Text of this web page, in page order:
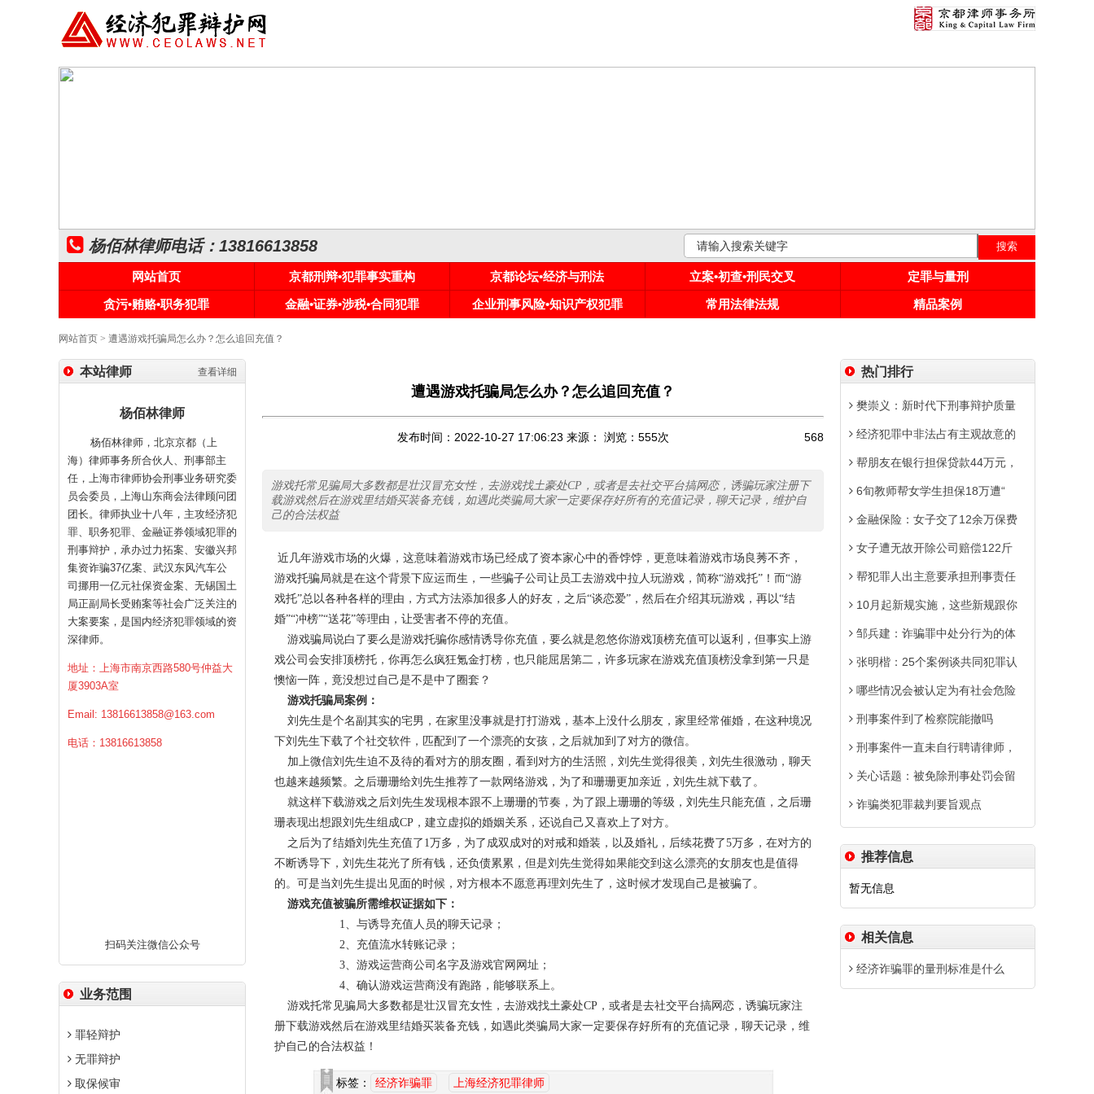
杨佰林律师电话：13816613858
网站首页 京都刑辩•犯罪事实重构 京都论坛•经济与刑法 立案•初查•刑民交叉
定罪与量刑
贪污•贿赂•职务犯罪
金融•证券•涉税•合同犯罪 企业刑事风险•知识产权犯罪 常用法律法规 精品案例
网站首页 > 遭遇游戏托骗局怎么办？怎么追回充值？
查看详细
本站律师
杨佰林律师
杨佰林律师，北京京都（上
海）律师事务所合伙人、刑事部主
任，上海市律师协会刑事业务研究委
员会委员，上海山东商会法律顾问团
团长。律师执业十八年，主攻经济犯
罪、职务犯罪、金融证券领域犯罪的
刑事辩护，承办过力拓案、安徽兴邦
集资诈骗37亿案、武汉东风汽车公
司挪用一亿元社保资金案、无锡国土
局正副局长受贿案等社会广泛关注的
大案要案，是国内经济犯罪领域的资
深律师。
地址：上海市南京西路580号仲益大
厦3903A室
Email: 13816613858@163.com
电话：13816613858
扫码关注微信公众号
业务范围
罪轻辩护
无罪辩护
取保候审
遭遇游戏托骗局怎么办？怎么追回充值？
发布时间：2022-10-27 17:06:23 来源： 浏览： 555次 568
游戏托常见骗局大多数都是壮汉冒充女性，去游戏找土豪处CP，或者是去社交平台搞网恋，诱骗玩家注册下
载游戏然后在游戏里结婚买装备充钱，如遇此类骗局大家一定要保存好所有的充值记录，聊天记录，维护自
己的合法权益
近几年游戏市场的火爆，这意味着游戏市场已经成了资本家心中的香饽饽，更意味着游戏市场良莠不齐，
游戏托骗局就是在这个背景下应运而生，一些骗子公司让员工去游戏中拉人玩游戏，简称“游戏托”！而“游
戏托”总以各种各样的理由，方式方法添加很多人的好友，之后“谈恋爱”，然后在介绍其玩游戏，再以“结
婚”“冲榜”“送花”等理由，让受害者不停的充值。
游戏骗局说白了要么是游戏托骗你感情诱导你充值，要么就是忽悠你游戏顶榜充值可以返利，但事实上游
戏公司会安排顶榜托，你再怎么疯狂氪金打榜，也只能屈居第二，许多玩家在游戏充值顶榜没拿到第一只是
懊恼一阵，竟没想过自己是不是中了圈套？
游戏托骗局案例：
刘先生是个名副其实的宅男，在家里没事就是打打游戏，基本上没什么朋友，家里经常催婚，在这种境况
下刘先生下载了个社交软件，匹配到了一个漂亮的女孩，之后就加到了对方的微信。
加上微信刘先生迫不及待的看对方的朋友圈，看到对方的生活照，刘先生觉得很美，刘先生很激动，聊天
也越来越频繁。之后珊珊给刘先生推荐了一款网络游戏，为了和珊珊更加亲近，刘先生就下载了。
就这样下载游戏之后刘先生发现根本跟不上珊珊的节奏，为了跟上珊珊的等级，刘先生只能充值，之后珊
珊表现出想跟刘先生组成CP，建立虚拟的婚姻关系，还说自己又喜欢上了对方。
之后为了结婚刘先生充值了1万多，为了成双成对的对戒和婚装，以及婚礼，后续花费了5万多，在对方的
不断诱导下，刘先生花光了所有钱，还负债累累，但是刘先生觉得如果能交到这么漂亮的女朋友也是值得
的。可是当刘先生提出见面的时候，对方根本不愿意再理刘先生了，这时候才发现自己是被骗了。
游戏充值被骗所需维权证据如下：
1、与诱导充值人员的聊天记录；
2、充值流水转账记录；
3、游戏运营商公司名字及游戏官网网址；
4、确认游戏运营商没有跑路，能够联系上。
游戏托常见骗局大多数都是壮汉冒充女性，去游戏找土豪处CP，或者是去社交平台搞网恋，诱骗玩家注
册下载游戏然后在游戏里结婚买装备充钱，如遇此类骗局大家一定要保存好所有的充值记录，聊天记录，维
护自己的合法权益！
标签： 经济诈骗罪 上海经济犯罪律师
热门排行
樊崇义：新时代下刑事辩护质量
经济犯罪中非法占有主观故意的
帮朋友在银行担保贷款44万元，
6旬教师帮女学生担保18万遭“
金融保险：女子交了12余万保费
女子遭无故开除公司赔偿122斤
帮犯罪人出主意要承担刑事责任
10月起新规实施，这些新规跟你
邹兵建：诈骗罪中处分行为的体
张明楷：25个案例谈共同犯罪认
哪些情况会被认定为有社会危险
刑事案件到了检察院能撤吗
刑事案件一直未自行聘请律师，
关心话题：被免除刑事处罚会留
诈骗类犯罪裁判要旨观点
推荐信息
暂无信息
相关信息
经济诈骗罪的量刑标准是什么